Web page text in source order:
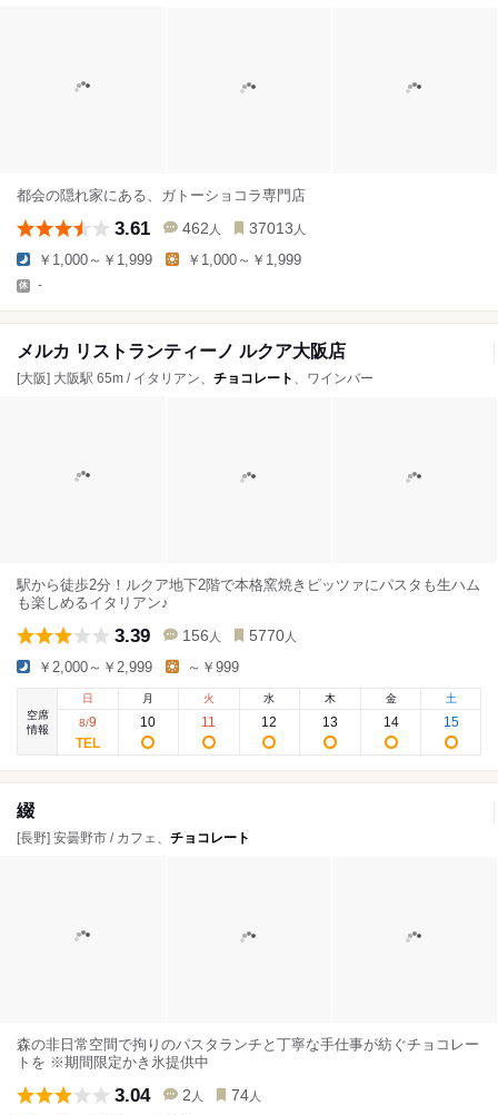
都会の隠れ家にある、ガトーショコラ専門店
3.61 462 人 37013 人
￥1,000～￥1,999 ￥1,000～￥1,999
-
メルカ リストランティーノ ルクア大阪店
[大阪] 大阪駅 65m / イタリアン、 チョコレート 、ワインバー
駅から徒歩2分！ルクア地下2階で本格窯焼きピッツァにパスタも生ハム
も楽しめるイタリアン♪
3.39 156 人 5770 人
￥2,000～￥2,999 ～￥999
空席
情報
日
8/9
月
10
火
11
水
12
木
13
金
14
土
15
綴
[長野] 安曇野市 / カフェ、 チョコレート
森の非日常空間で拘りのパスタランチと丁寧な手仕事が紡ぐチョコレー
トを ※期間限定かき氷提供中
3.04 2 人 74 人